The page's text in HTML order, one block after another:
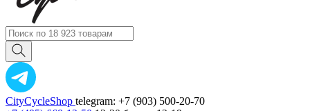
CityCycleShop telegram: +7 (903) 500-20-70